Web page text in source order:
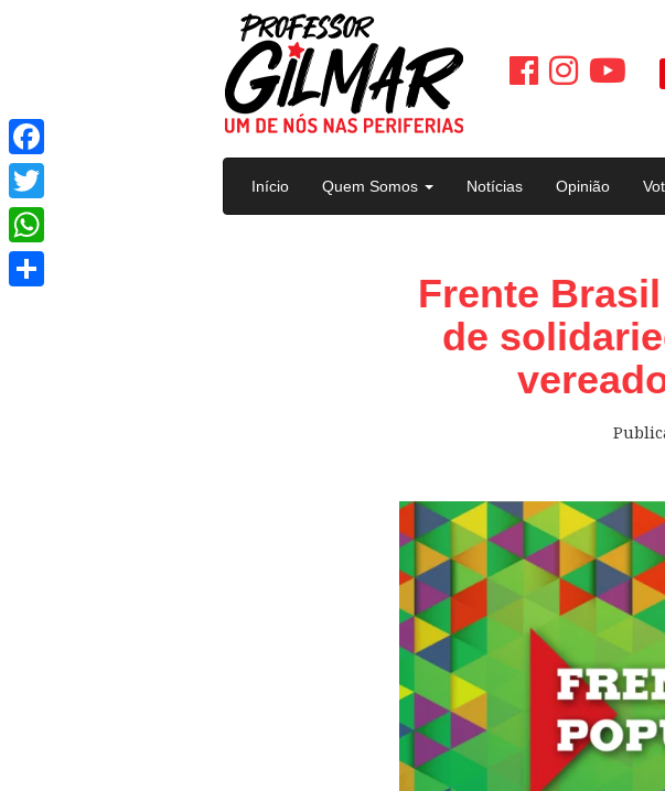
Pular para o conteúdo
Início Quem Somos Notícias Opinião
Frente
de
Facebook
Twitter
WhatsApp